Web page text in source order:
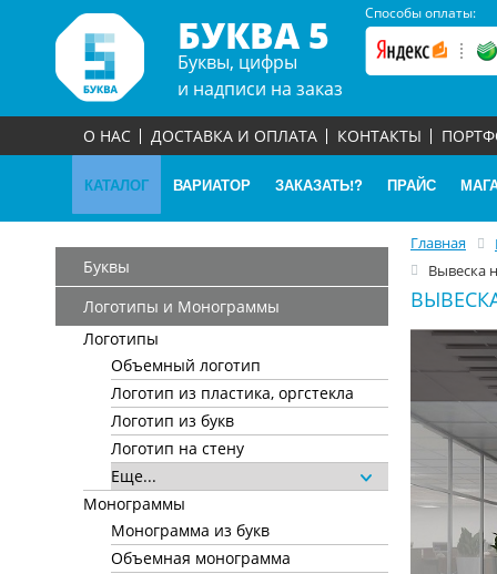
БУКВА 5
Буквы, цифры
и надписи на заказ
Способы оплаты:
О НАС ДОСТАВКА И ОПЛАТА КОНТАКТЫ
КАТАЛОГ ВАРИАТОР ЗАКАЗАТЬ!? ПРАЙС
Главная
Вывеска
Буквы
Логотипы и Монограммы
Логотипы
Объемный логотип
Логотип из пластика, оргстекла
Логотип из букв
Логотип на стену
Еще...
Монограммы
Монограмма из букв
Объемная монограмма